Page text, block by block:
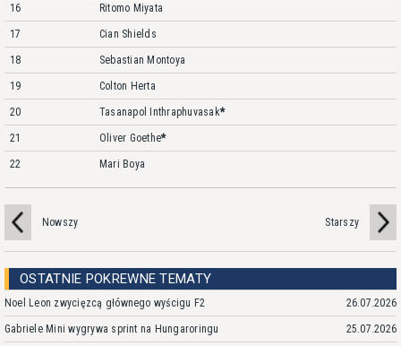
16 Ritomo Miyata
17 Cian Shields
18 Sebastian Montoya
19 Colton Herta
20 Tasanapol Inthraphuvasak*
21 Oliver Goethe*
22 Mari Boya
Nowszy Starszy
OSTATNIE POKREWNE TEMATY
Noel Leon zwycięzcą głównego wyścigu F2 26.07.2026
Gabriele Mini wygrywa sprint na Hungaroringu 25.07.2026